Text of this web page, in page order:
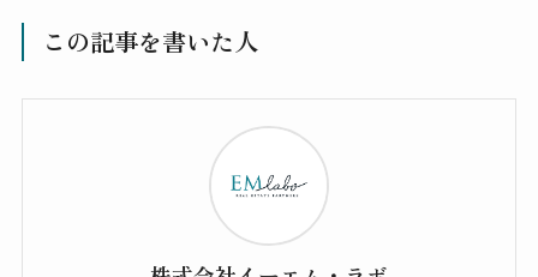
この記事を書いた人